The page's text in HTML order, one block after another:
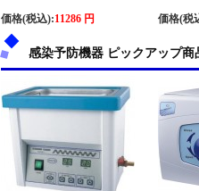
価格(税込):11286 円 価格(税
感染予防機器 ピックアップ商